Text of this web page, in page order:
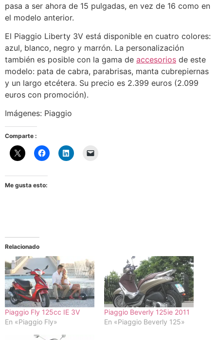
pasa a ser ahora de 15 pulgadas, en vez de 16 como en
el modelo anterior.
El Piaggio Liberty 3V está disponible en cuatro colores:
azul, blanco, negro y marrón. La personalización
también es posible con la gama de accesorios de este
modelo: pata de cabra, parabrisas, manta cubrepiernas
y un largo etcétera. Su precio es 2.399 euros (2.099
euros con promoción).
Imágenes: Piaggio
Comparte :
Me gusta esto:
Relacionado
Piaggio Fly 125cc IE 3V
En «Piaggio Fly»
Piaggio Beverly 125ie 2011
En «Piaggio Beverly 125»